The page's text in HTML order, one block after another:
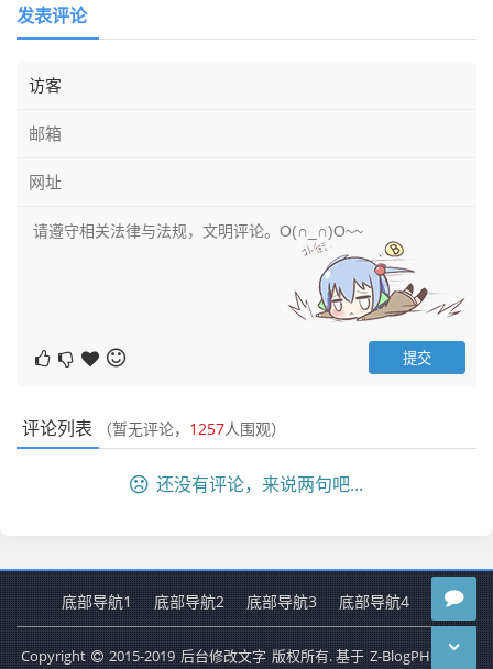
发表评论
评论列表 （暂无评论， 1257人围观）
还没有评论，来说两句吧...
底部导航1 底部导航2 底部导航3 底部导航4
Copyright 2015-2019 后台修改文字 版权所有. 基于 Z-BlogPHP 搭建